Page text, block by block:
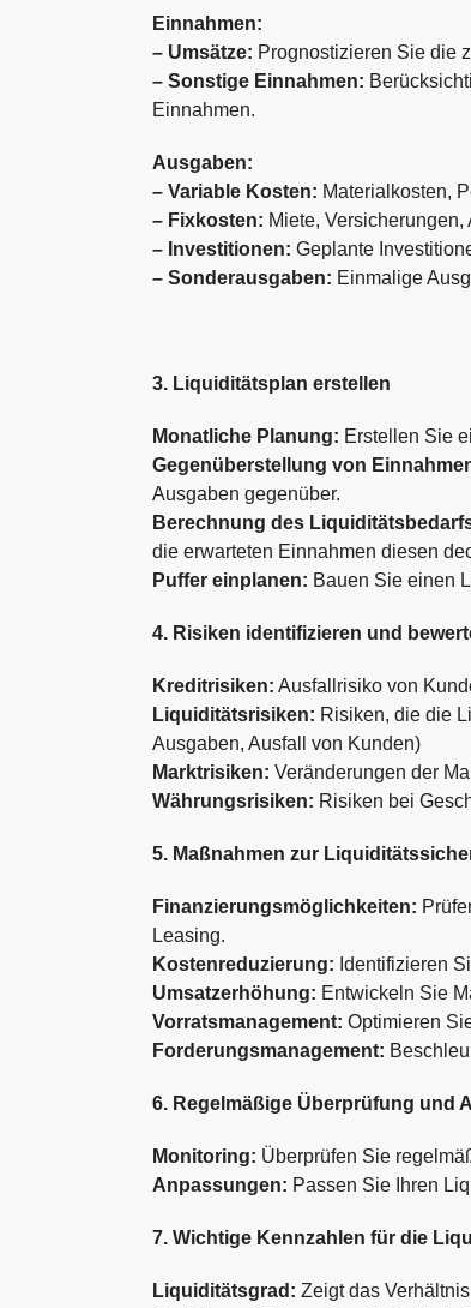
Einnahmen:
– Umsätze: Prognostizieren Sie die
– Sonstige Einnahmen:
Einnahmen.
Ausgaben:
– Variable Kosten: Materialkosten,
– Fixkosten: Miete,
– Investitionen: Geplante
– Sonderausgaben: Einmalige
3. Liquiditätsplan erstellen
Monatliche Planung: Erstellen Sie
Gegenüberstellung von
Ausgaben gegenüber.
Berechnung des
die erwarteten Einnahmen diesen
Puffer einplanen: Bauen Sie einen
4. Risiken identifizieren und
Kreditrisiken: Ausfallrisiko von
Liquiditätsrisiken: Risiken, die die
Ausgaben, Ausfall von Kunden)
Marktrisiken: Veränderungen der
Währungsrisiken: Risiken bei
5. Maßnahmen zur
Finanzierungsmöglichkeiten:
Leasing.
Kostenreduzierung: Identifizieren
Umsatzerhöhung: Entwickeln Sie
Vorratsmanagement: Optimieren
Forderungsmanagement:
6. Regelmäßige Überprüfung und
Monitoring: Überprüfen Sie
Anpassungen: Passen Sie Ihren
7. Wichtige Kennzahlen für die
Liquiditätsgrad: Zeigt das